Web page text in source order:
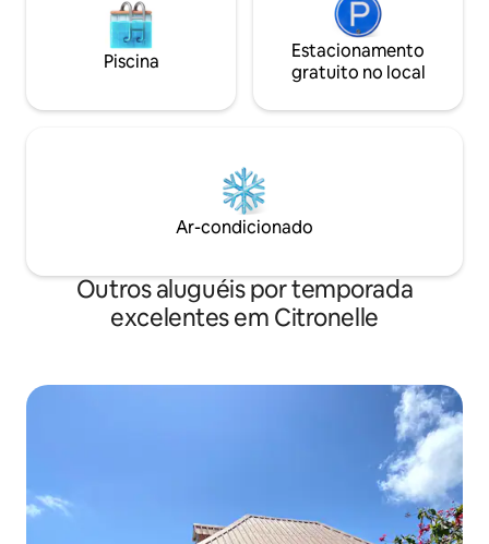
Piscina
Estacionamento
gratuito no local
Ar-condicionado
Outros aluguéis por temporada
excelentes em Citronelle